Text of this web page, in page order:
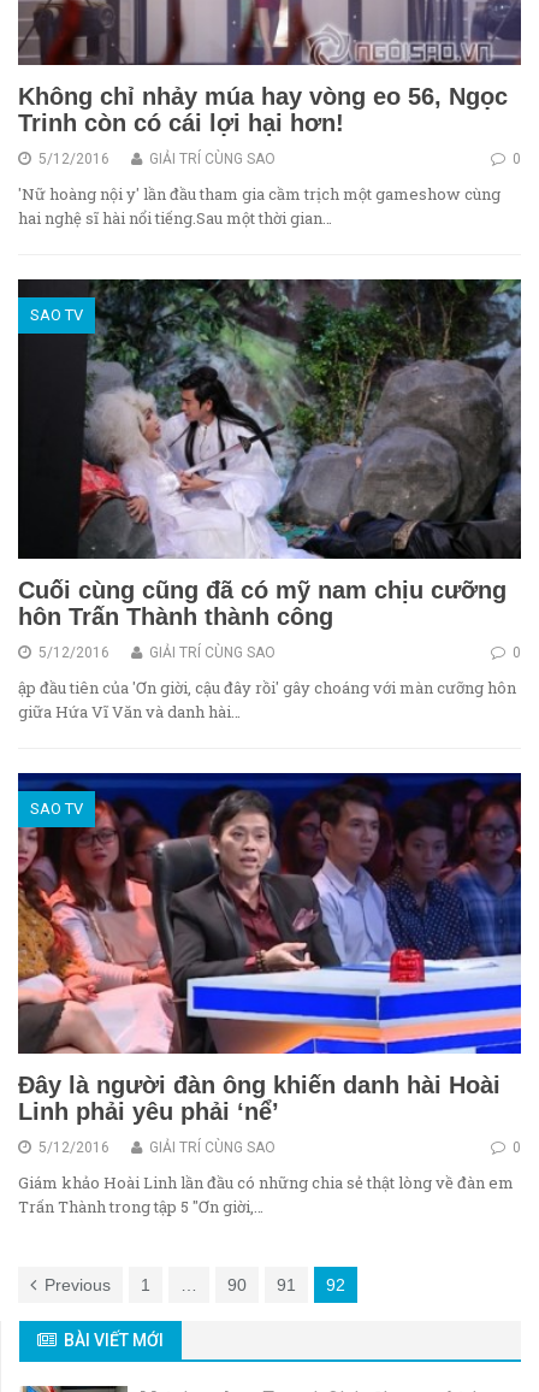
Không chỉ nhảy múa hay vòng eo 56, Ngọc
Trinh còn có cái lợi hại hơn!
5/12/2016 0
GIẢI TRÍ CÙNG SAO
'Nữ hoàng nội y' lần đầu tham gia cầm trịch một gameshow cùng
hai nghệ sĩ hài nổi tiếng.Sau một thời gian…
SAO TV
Cuối cùng cũng đã có mỹ nam chịu cưỡng
hôn Trấn Thành thành công
5/12/2016 0
GIẢI TRÍ CÙNG SAO
ập đầu tiên của 'Ơn giời, cậu đây rồi' gây choáng với màn cưỡng hôn
giữa Hứa Vĩ Văn và danh hài…
SAO TV
Đây là người đàn ông khiến danh hài Hoài
Linh phải yêu phải ‘nể’
5/12/2016 0
GIẢI TRÍ CÙNG SAO
Giám khảo Hoài Linh lần đầu có những chia sẻ thật lòng về đàn em
Trấn Thành trong tập 5 "Ơn giời,…
Previous 1 90 91 92
BÀI VIẾT MỚI